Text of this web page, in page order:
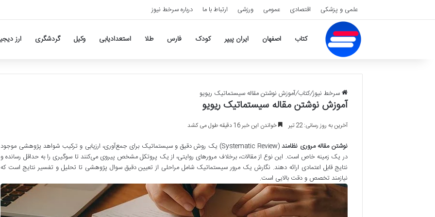
علمی و پزشکی اقتصادی عمومی ورزشی ارتباط با ما درباره سرخط نیوز
کتاب اصفهان ایران پیپر کودک فارس طلا استعدادیابی وکیل گردشگری ارز
سرخط نیوز/کتاب/آموزش نوشتن مقاله سیستماتیک ریویو
آموزش نوشتن مقاله سیستماتیک ریویو
آخرین به روز رسانی: 22 تیر خواندن این خبر 16 دقیقه طول می کشد
نوشتن مقاله مروری نظامند
(Systematic Review) یک روش دقیق و سیستماتیک برای جمع‌آوری، ارزیابی و ترکیب شواهد پژوهشی موجود
در یک زمینه خاص است. این نوع از مقالات، برخلاف مرورهای روایتی، از یک پروتکل مشخص پیروی می‌کنند تا سوگیری را به حداقل رسانده و
نتایج قابل اعتمادی ارائه دهند. نگارش یک مرور سیستماتیک شامل مراحلی از تعیین دقیق سوال پژوهشی تا تحلیل و تفسیر نتایج است که
نیازمند تخصص و دقت بالایی است.